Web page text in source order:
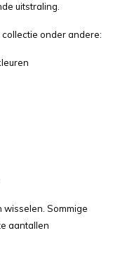
uitstraling.
onder andere:
Sommige
aantallen